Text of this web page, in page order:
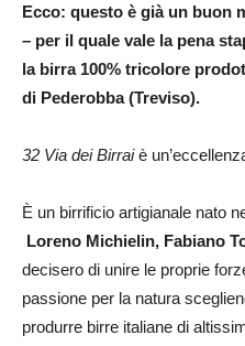
Ecco: questo è già un buon
– per il quale vale la pena
la birra 100% tricolore
di Pederobba (Treviso).
32 Via dei Birraiè
È un birrificio artigianale nato
Loreno Michielin, Fabiano
decisero di unire le proprie
passione per la natura
produrre birre italiane di